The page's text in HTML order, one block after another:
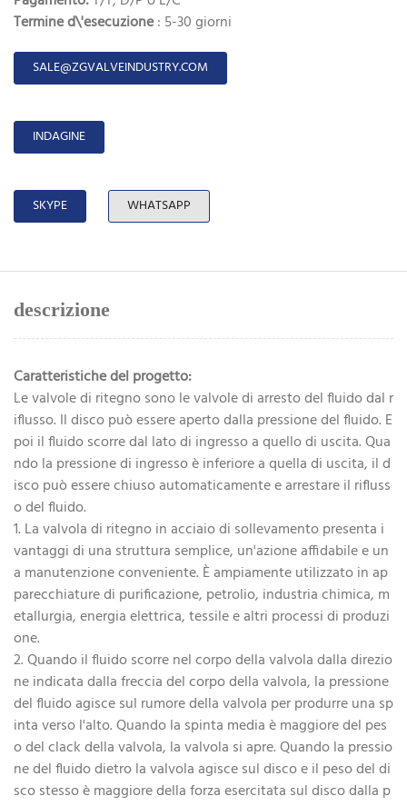
Termine d\'esecuzione: 5-30 giorni
SALE@ZGVALVEINDUSTRY.COM
INDAGINE
SKYPE WHATSAPP
descrizione
Caratteristiche del progetto:
Le valvole di ritegno sono le valvole di arresto del fluido dal r
iflusso. Il disco può essere aperto dalla pressione del fluido. E
poi il fluido scorre dal lato di ingresso a quello di uscita. Qua
ndo la pressione di ingresso è inferiore a quella di uscita, il d
isco può essere chiuso automaticamente e arrestare il rifluss
o del fluido.
1. La valvola di ritegno in acciaio di sollevamento presenta i
vantaggi di una struttura semplice, un'azione affidabile e un
a manutenzione conveniente. È ampiamente utilizzato in ap
parecchiature di purificazione, petrolio, industria chimica, m
etallurgia, energia elettrica, tessile e altri processi di produzi
one.
2. Quando il fluido scorre nel corpo della valvola dalla direzio
ne indicata dalla freccia del corpo della valvola, la pressione
del fluido agisce sul rumore della valvola per produrre una sp
inta verso l'alto. Quando la spinta media è maggiore del pes
o del clack della valvola, la valvola si apre. Quando la pressio
ne del fluido dietro la valvola agisce sul disco e il peso del di
sco stesso è maggiore della forza esercitata sul disco dalla p